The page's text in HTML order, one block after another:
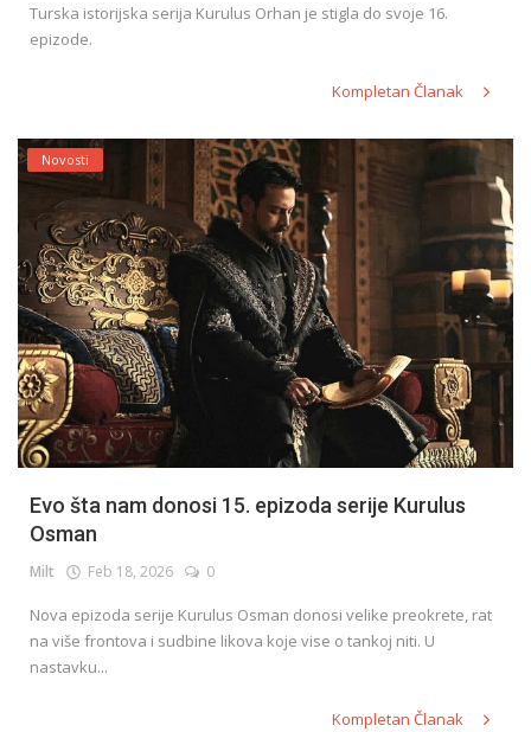
Turska istorijska serija Kurulus Orhan je stigla do svoje 16.
epizode.
Kompletan Članak
Novosti
Evo šta nam donosi 15. epizoda serije Kurulus
Osman
Milt Feb 18, 2026 0
Nova epizoda serije Kurulus Osman donosi velike preokrete, rat
na više frontova i sudbine likova koje vise o tankoj niti. U
nastavku...
Kompletan Članak